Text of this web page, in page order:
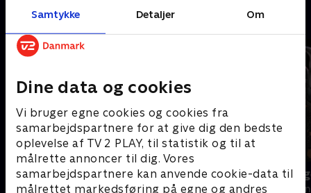
Samtykke Detaljer Om
Dine data og cookies
Vi bruger egne cookies og cookies fra
samarbejdspartnere for at give dig den bedste
oplevelse af TV 2 PLAY, til statistik og til at
målrette annoncer til dig. Vores
samarbejdspartnere kan anvende cookie-data til
målrettet markedsføring på egne og andres
Andre så også
Snydt af kærligheden
Dokumentar • 1 sæsoner 2019 •